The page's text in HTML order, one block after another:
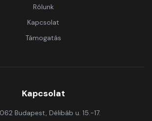
Rólunk
Kapcsolat
Támogatás
Kapcsolat
Budapest, Délibáb u. 15.-17.